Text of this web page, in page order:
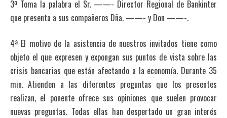
3º Toma la palabra el Sr. ——- Director Regional de Bankinter
que presenta a sus compañeros Dña. ——- y Don ——-.
4ª El motivo de la asistencia de nuestros invitados tiene como
objeto el que expresen y expongan sus puntos de vista sobre las
crisis bancarias que están afectando a la economía. Durante 35
min. Atienden a las diferentes preguntas que los presentes
realizan, el ponente ofrece sus opiniones que suelen provocar
nuevas preguntas. Todas ellas han despertado un gran interés